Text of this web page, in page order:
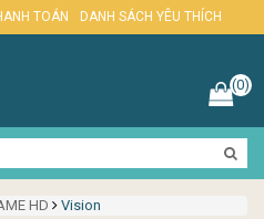
TOÁN DANH SÁCH YÊU THÍCH
(0)
HD Vision